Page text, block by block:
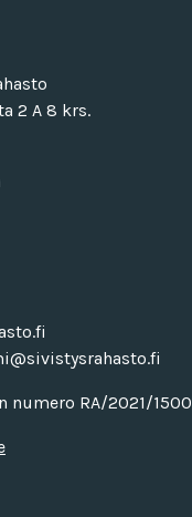
2 A 8 krs.
numero RA/2021/1500